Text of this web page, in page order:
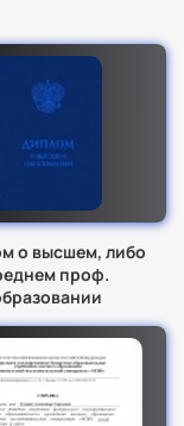
о высшем, либо
проф.